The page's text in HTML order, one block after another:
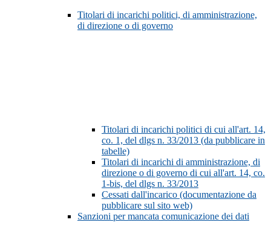
Titolari di incarichi politici, di amministrazione,
di direzione o di governo
Titolari di incarichi politici di cui all'art. 14,
co. 1, del dlgs n. 33/2013 (da pubblicare in
tabelle)
Titolari di incarichi di amministrazione, di
direzione o di governo di cui all'art. 14, co.
1-bis, del dlgs n. 33/2013
Cessati dall'incarico (documentazione da
pubblicare sul sito web)
Sanzioni per mancata comunicazione dei dati